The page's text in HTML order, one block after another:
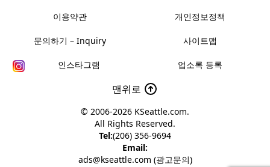
이용약관 개인정보정책
문의하기 – Inquiry 사이트맵
인스타그램 업소록 등록
맨위로
© 2006-2026 KSeattle.com.
All Rights Reserved.
Tel:(206) 356-9694
Email:
ads@kseattle.com (광고문의)